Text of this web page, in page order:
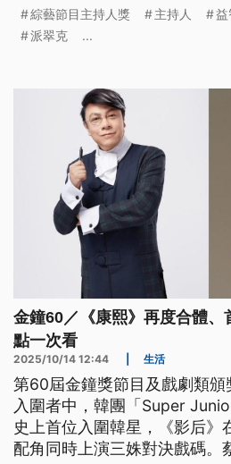
多實力派主持人，共同獲得
綜藝節目主持人獎 主持人
益
派翠克
...
金鐘60／《康熙》再度合體、
點一次看
2025/10/14 12:44 生活
第60屆金鐘獎節目及戲劇類
入圍者中，韓團「Super
史上首位入圍韓星，《影后》
配角同時上演三姝對決戲碼。